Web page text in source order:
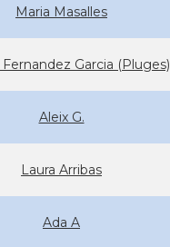
Maria Masalles
Fernandez Garcia (Pluges)
Aleix G.
Laura Arribas
Ada A